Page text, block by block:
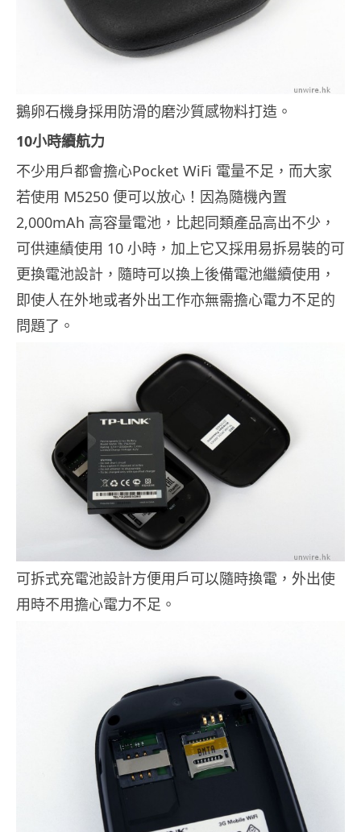
鵝卵石機身採用防滑的磨沙質感物料打造。
10小時續航力
不少用戶都會擔心Pocket WiFi 電量不足，而大家
若使用 M5250 便可以放心！因為隨機內置
2,000mAh 高容量電池，比起同類產品高出不少，
可供連績使用 10 小時，加上它又採用易拆易裝的可
更換電池設計，隨時可以換上後備電池繼續使用，
即使人在外地或者外出工作亦無需擔心電力不足的
問題了。
可拆式充電池設計方便用戶可以隨時換電，外出使
用時不用擔心電力不足。